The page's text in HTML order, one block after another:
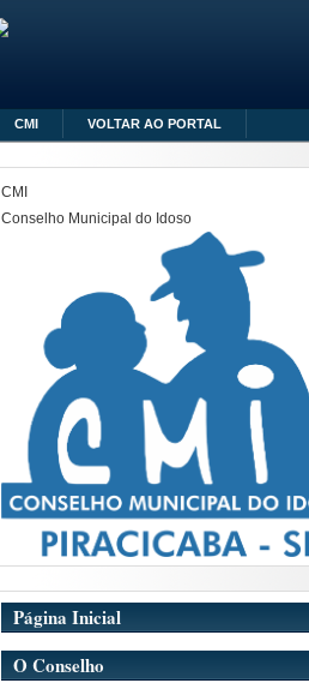
CMI VOLTAR AO PORTAL
CMI
Conselho Municipal do Idoso
Página Inicial
O Conselho